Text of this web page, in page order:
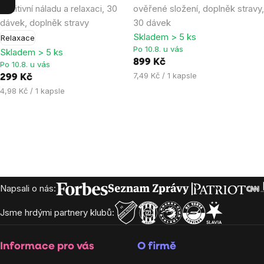
pozitivní náladu a relaxaci, 30
dávek, doplněk stravy
Relaxace
3,7
z
5
hvězdiček.
Skladem > 5 ks
Po 10.8. u vás
299 Kč
Měrná
4,98 Kč / 1 kapsle
ověřené složení, doplněk stravy,
30 dávek
4,9
z
5
hvězdiček.
Skladem > 5 ks
Po 10.8. u vás
899 Kč
Měrná
7,49 Kč / 1 kapsle
Zápatí
Napsali o nás:
Jsme hrdými partnery klubů:
Informace pro vás O firmě